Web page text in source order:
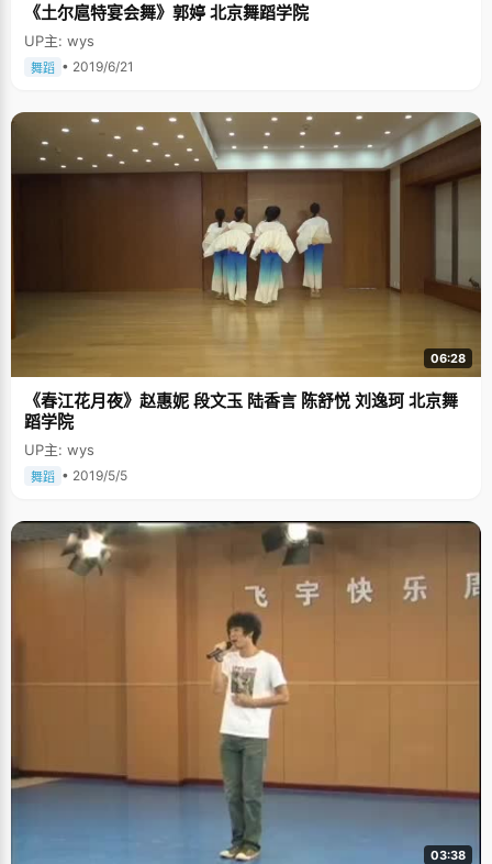
《土尔扈特宴会舞》郭婷 北京舞蹈学院
UP主: wys
舞蹈 • 2019/6/21
06:28
《春江花月夜》赵惠妮 段文玉 陆香言 陈舒悦 刘逸珂 北京舞
蹈学院
UP主: wys
舞蹈 • 2019/5/5
03:38